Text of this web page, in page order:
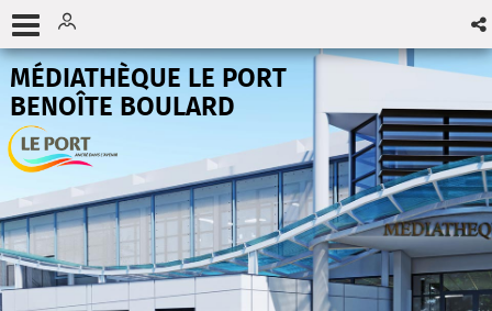
MÉDIATHÈQUE LE PORT
BENOÎTE BOULARD